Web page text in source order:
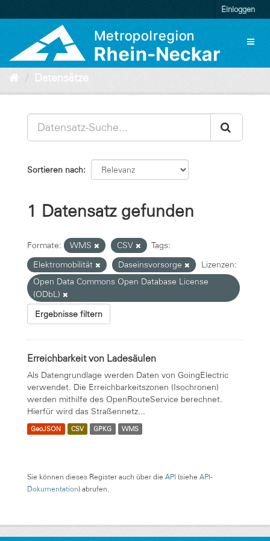
zum
Einloggen
Datensätze
Sortieren nach
1 Datensatz gefunden
Formate: WMS CSV
Tags:
Elektromobilität
Daseinsvorsorge
Lizenzen:
Open Data Commons Open Database License
(ODbL)
Ergebnisse filtern
Erreichbarkeit von Ladesäulen
Als Datengrundlage werden Daten von GoingElectric
verwendet. Die Erreichbarkeitszonen (Isochronen)
werden mithilfe des OpenRouteService berechnet.
Hierfür wird das Straßennetz...
GeoJSON CSV GPKG WMS
Sie können dieses Register auch über die API (siehe API-
Dokumentation) abrufen.